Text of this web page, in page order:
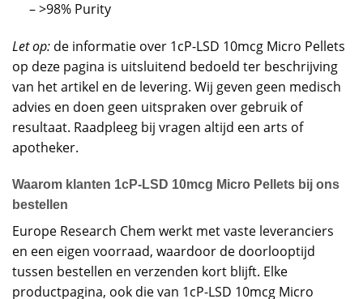
– >98% Purity
Let op: de informatie over 1cP-LSD 10mcg Micro Pellets
op deze pagina is uitsluitend bedoeld ter beschrijving
van het artikel en de levering. Wij geven geen medisch
advies en doen geen uitspraken over gebruik of
resultaat. Raadpleeg bij vragen altijd een arts of
apotheker.
Waarom klanten 1cP-LSD 10mcg Micro Pellets bij ons
bestellen
Europe Research Chem werkt met vaste leveranciers
en een eigen voorraad, waardoor de doorlooptijd
tussen bestellen en verzenden kort blijft. Elke
productpagina, ook die van 1cP-LSD 10mcg Micro